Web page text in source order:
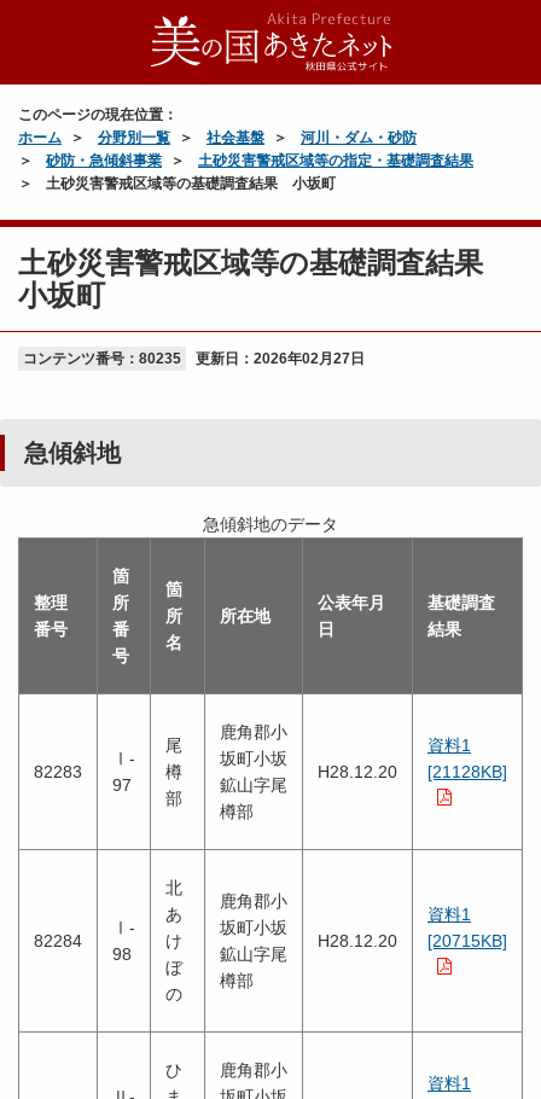
このページの現在位置：
ホーム
分野別一覧 社会基盤
河川・ダム・砂防
砂防・急傾斜事業
土砂災害警戒区域等の指定・基礎調査結果
土砂災害警戒区域等の基礎調査結果 小坂町
土砂災害警戒区域等の基礎調査結果
小坂町
コンテンツ番号：80235 更新日： 2026年02月27日
急傾斜地
急傾斜地のデータ
整理
番号
箇
所
番
号
箇
所
名
所在地
公表年月
日
基礎調査
結果
82283
Ⅰ-
97
尾
樽
部
鹿角郡小
坂町小坂
鉱山字尾
樽部
H28.12.20
資料1
[21128KB]
82284
Ⅰ-
98
北
あ
け
ぼ
の
鹿角郡小
坂町小坂
鉱山字尾
樽部
H28.12.20
資料1
[20715KB]
ひ
鹿角郡小
資料1